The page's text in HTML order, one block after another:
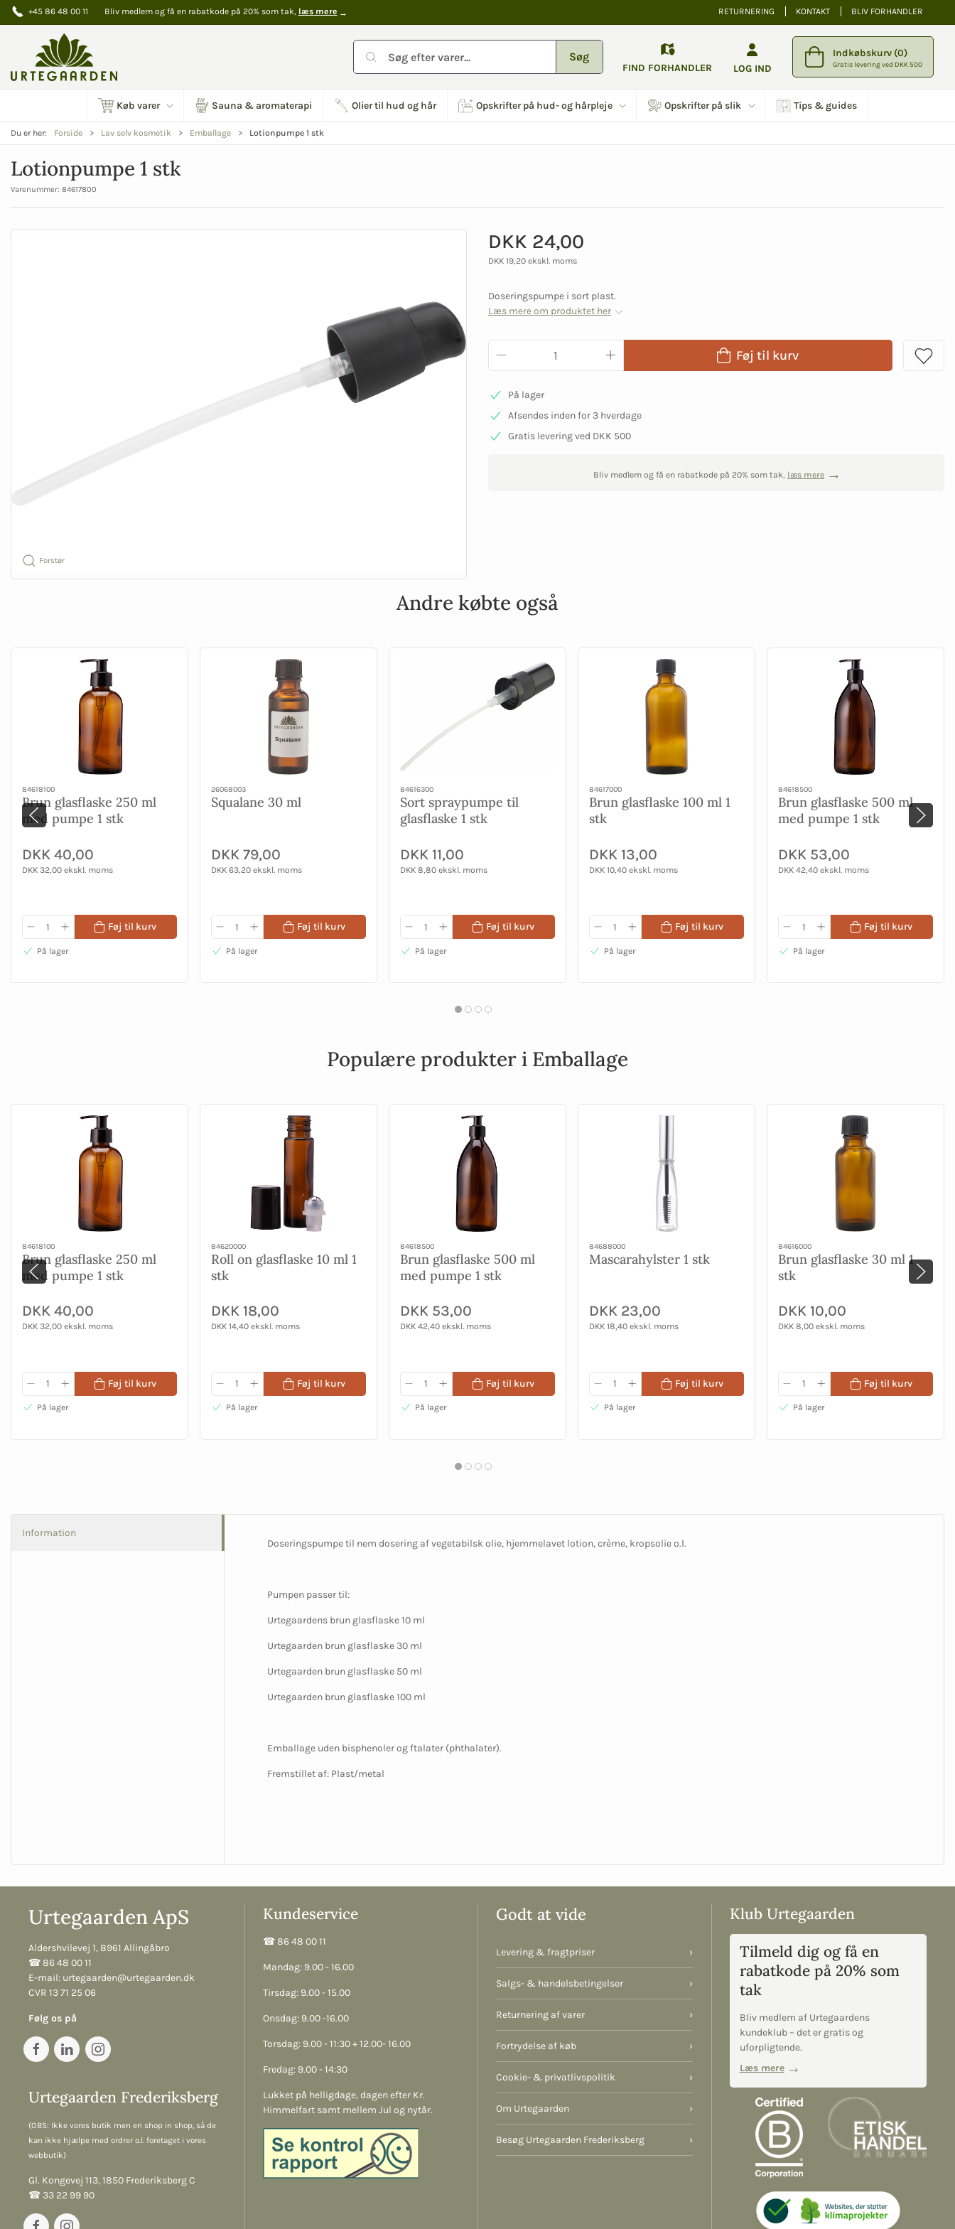
+45 86 48 00 11 Bliv medlem og få en rabatkode på 20% som tak, læs mere RETURNERING KONTAKT BLIV FORHANDLER
Søg
FIND FORHANDLER LOG IND
Indkøbskurv (0)
Gratis levering ved DKK 500
Køb varer Sauna & aromaterapi Olier til hud og hår Opskrifter på hud- og hårpleje Opskrifter på slik Tips & guides
Du er her: Forside Lav selv kosmetik Emballage Lotionpumpe 1 stk
Lotionpumpe 1 stk
Varenummer: 84617800
Forstør
DKK 24,00
DKK 19,20 ekskl. moms
Doseringspumpe i sort plast.
Læs mere om produktet her
Føj til kurv
På lager
Afsendes inden for 3 hverdage
Gratis levering ved DKK 500
Bliv medlem og få en rabatkode på 20% som tak, læs mere
Andre købte også
84618100
Brun glasflaske 250 ml
med pumpe 1 stk
DKK 40,00
DKK 32,00 ekskl. moms
Føj til kurv
På lager
26068003
Squalane 30 ml
DKK 79,00
DKK 63,20 ekskl. moms
Føj til kurv
På lager
84616300
Sort spraypumpe til
glasflaske 1 stk
DKK 11,00
DKK 8,80 ekskl. moms
Føj til kurv
På lager
84617000
Brun glasflaske 100 ml 1
stk
DKK 13,00
DKK 10,40 ekskl. moms
Føj til kurv
På lager
84618500
Brun glasflaske 500 ml
med pumpe 1 stk
DKK 53,00
DKK 42,40 ekskl. moms
Føj til kurv
På lager
Populære produkter i Emballage
84618100
Brun glasflaske 250 ml
med pumpe 1 stk
DKK 40,00
DKK 32,00 ekskl. moms
Føj til kurv
På lager
84620000
Roll on glasflaske 10 ml 1
stk
DKK 18,00
DKK 14,40 ekskl. moms
Føj til kurv
På lager
84618500
Brun glasflaske 500 ml
med pumpe 1 stk
DKK 53,00
DKK 42,40 ekskl. moms
Føj til kurv
På lager
84688000
Mascarahylster 1 stk
DKK 23,00
DKK 18,40 ekskl. moms
Føj til kurv
På lager
84616000
Brun glasflaske 30 ml 1
stk
DKK 10,00
DKK 8,00 ekskl. moms
Føj til kurv
På lager
Information
Doseringspumpe til nem dosering af vegetabilsk olie, hjemmelavet lotion, crème, kropsolie o.l.
Pumpen passer til:
Urtegaardens brun glasflaske 10 ml
Urtegaarden brun glasflaske 30 ml
Urtegaarden brun glasflaske 50 ml
Urtegaarden brun glasflaske 100 ml
Emballage uden bisphenoler og ftalater (phthalater).
Fremstillet af: Plast/metal
Urtegaarden ApS
Aldershvilevej 1, 8961 Allingåbro
☎︎ 86 48 00 11
E-mail: urtegaarden@urtegaarden.dk
CVR 13 71 25 06
Følg os på
Urtegaarden Frederiksberg
(OBS: Ikke vores butik men en shop in shop, så de
kan ikke hjælpe med ordrer o.l. foretaget i vores
webbutik)
Gl. Kongevej 113, 1850 Frederiksberg C
☎︎ 33 22 99 90
Kundeservice
☎︎ 86 48 00 11
Mandag: 9.00 - 16.00
Tirsdag: 9.00 - 15.00
Onsdag: 9.00 -16.00
Torsdag: 9.00 - 11:30 + 12.00- 16.00
Fredag: 9.00 - 14:30
Lukket på helligdage, dagen efter Kr.
Himmelfart samt mellem Jul og nytår.
Godt at vide
Levering & fragtpriser ›
Salgs- & handelsbetingelser ›
Returnering af varer ›
Fortrydelse af køb ›
Cookie- & privatlivspolitik ›
Om Urtegaarden ›
Besøg Urtegaarden Frederiksberg ›
Klub Urtegaarden
Tilmeld dig og få en
rabatkode på 20% som
tak
Bliv medlem af Urtegaardens
kundeklub – det er gratis og
uforpligtende.
Læs mere